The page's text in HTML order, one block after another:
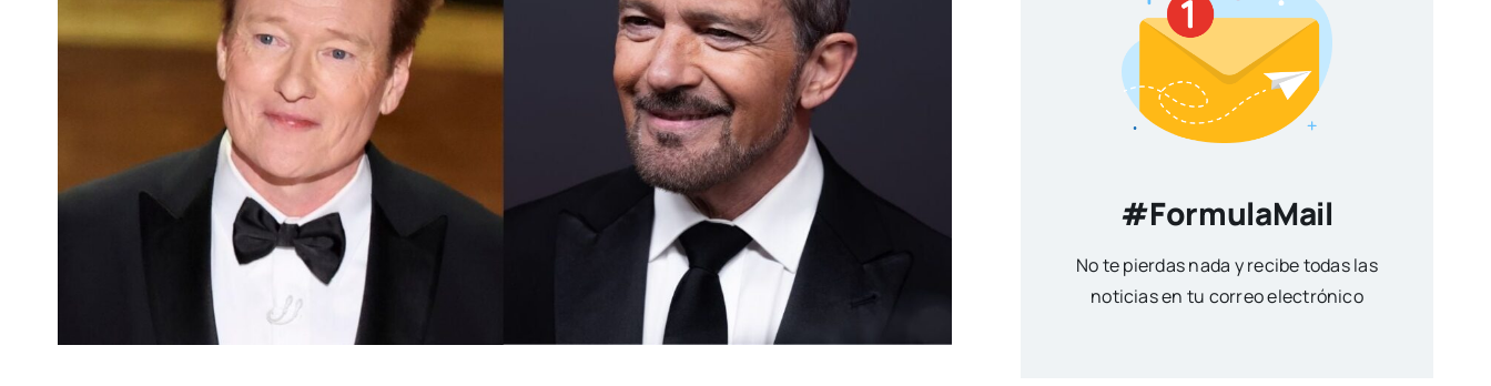
#FormulaMail
No te pierdas nada y recibe todas las
noticias en tu correo electrónico